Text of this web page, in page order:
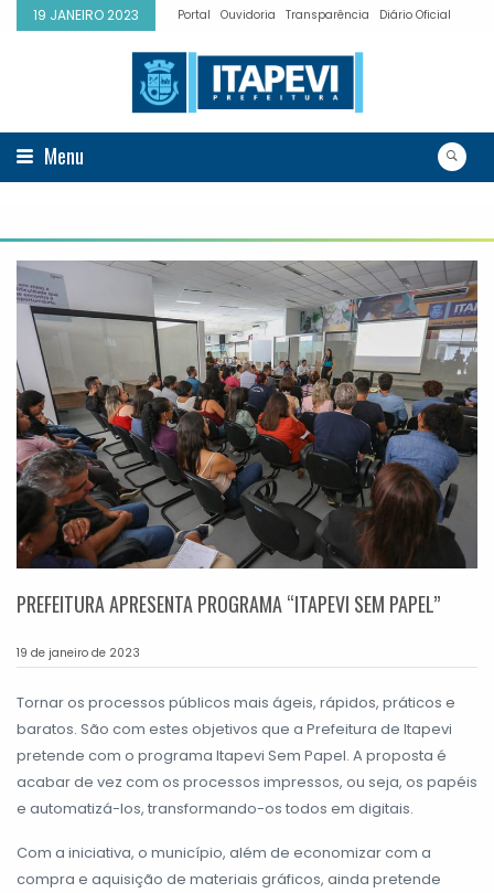
19 JANEIRO 2023 Portal Ouvidoria Transparência Diário Oficial
Menu
PREFEITURA APRESENTA PROGRAMA “ITAPEVI SEM PAPEL”
19 de janeiro de 2023
Tornar os processos públicos mais ágeis, rápidos, práticos e
baratos. São com estes objetivos que a Prefeitura de Itapevi
pretende com o programa Itapevi Sem Papel. A proposta é
acabar de vez com os processos impressos, ou seja, os papéis
e automatizá-los, transformando-os todos em digitais.
Com a iniciativa, o município, além de economizar com a
compra e aquisição de materiais gráficos, ainda pretende